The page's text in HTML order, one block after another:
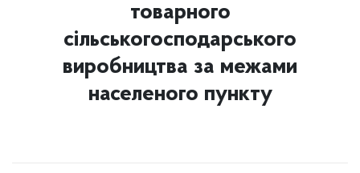
товарного
сільськогосподарського
виробництва за межами
населеного пункту